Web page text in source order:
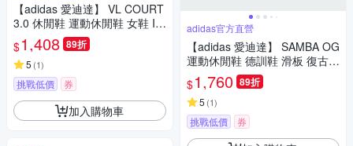
【adidas 愛迪達】 VL COURT
3.0 休閒鞋 運動休閒鞋 女鞋 ID
8797
$1,408 89折
5 (1)
挑戰低價 券
加入購物車
adidas官方直營
【adidas 愛迪達】 SAMBA OG
運動休閒鞋 德訓鞋 滑板 復古
女鞋 - Originals JI2724
$1,760 89折
5 (1)
挑戰低價 券